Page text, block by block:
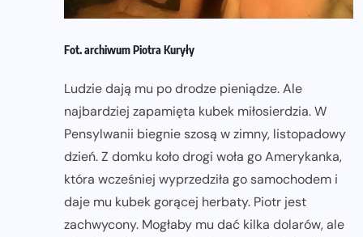
Fot. archiwum Piotra Kuryły
Ludzie dają mu po drodze pieniądze. Ale
najbardziej zapamięta kubek miłosierdzia. W
Pensylwanii biegnie szosą w zimny, listopadowy
dzień. Z domku koło drogi woła go Amerykanka,
która wcześniej wyprzedziła go samochodem i
daje mu kubek gorącej herbaty. Piotr jest
zachwycony. Mogłaby mu dać kilka dolarów, ale